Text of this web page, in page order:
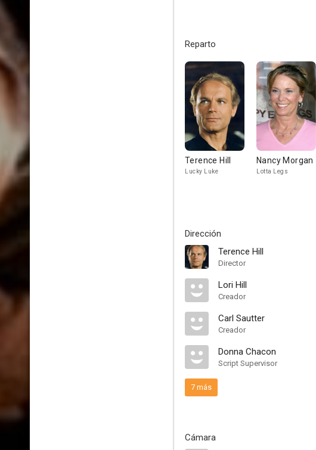
Reparto
Terence Hill
Lucky Luke
Nancy Morgan
Lotta Legs
Dirección
Terence Hill
Director
Lori Hill
Creador
Carl Sautter
Creador
Donna Chacon
Script Supervisor
7 más
Cámara